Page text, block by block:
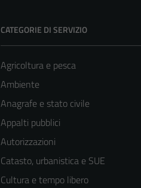
CATEGORIE DI SERVIZIO
Agricoltura e pesca
Ambiente
Anagrafe e stato civile
Appalti pubblici
Autorizzazioni
Catasto, urbanistica e SUE
Cultura e tempo libero